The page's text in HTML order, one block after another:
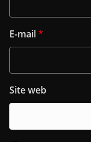
E-mail*
Site web